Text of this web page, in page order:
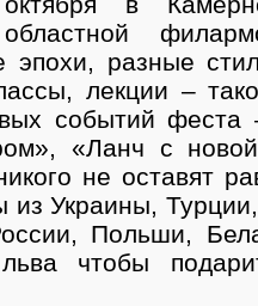
областной
эпохи, разные
лекции –
событий феста
«Ланч с
не оставят
из Украины,
Польши,
чтобы